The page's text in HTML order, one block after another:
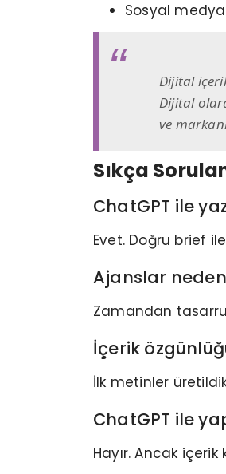
Sosyal
Dijital
Dijital
ve
Sıkça
ChatGPT ile
Evet. Doğru brief
Ajanslar
Zamandan
İçerik
İlk metinler
ChatGPT ile
Hayır. Ancak